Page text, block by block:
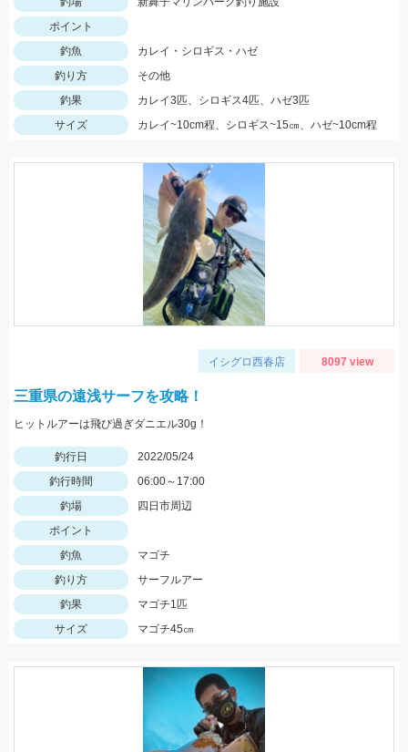
ポイント
釣魚
カレイ・シロギス・ハゼ
釣り方
その他
釣果
カレイ3匹、シロギス4匹、ハゼ3匹
サイズ
カレイ~10cm程、シロギス~15㎝、ハゼ~10cm程
イシグロ西春店 8097 view
三重県の遠浅サーフを攻略！
ヒットルアーは飛び過ぎダニエル30g！
釣行日
2022/05/24
釣行時間
06:00～17:00
釣場
四日市周辺
ポイント
釣魚
マゴチ
釣り方
サーフルアー
釣果
マゴチ1匹
サイズ
マゴチ45㎝